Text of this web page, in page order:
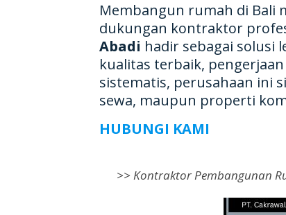
Membangun rumah di Bali
dukungan kontraktor
Abadi hadir sebagai solusi
kualitas terbaik,
sistematis, perusahaan ini
sewa, maupun properti
HUBUNGI KAMI
>> Kontraktor Pembangunan